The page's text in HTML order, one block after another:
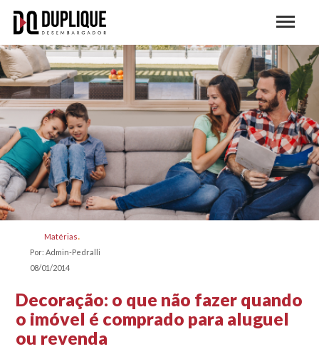
Matérias
Por: Admin-Pedralli
08/01/2014
Decoração: o que não fazer quando
o imóvel é comprado para aluguel
ou revenda